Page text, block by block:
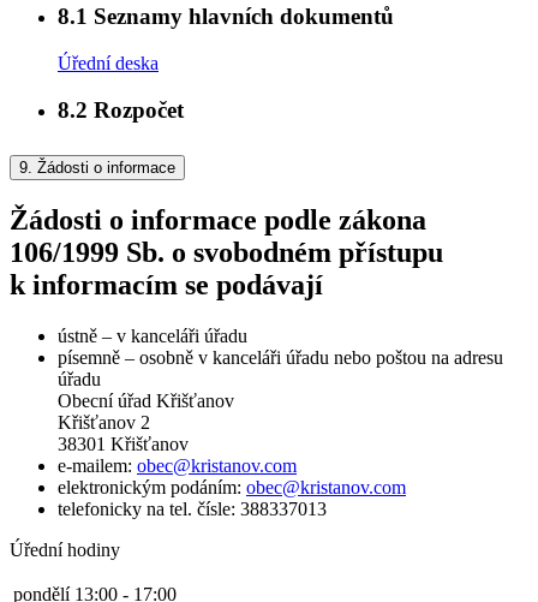
8.1 Seznamy hlavních dokumentů
Úřední deska
8.2 Rozpočet
9. Žádosti o informace
Žádosti o informace podle zákona
106/1999 Sb. o svobodném přístupu
k informacím se podávají
ústně – v kanceláři úřadu
písemně – osobně v kanceláři úřadu nebo poštou na adresu
úřadu
Obecní úřad Křišťanov
Křišťanov 2
38301 Křišťanov
e-mailem: obec@kristanov.com
elektronickým podáním: obec@kristanov.com
telefonicky na tel. čísle: 388337013
Úřední hodiny
pondělí 13:00 - 17:00